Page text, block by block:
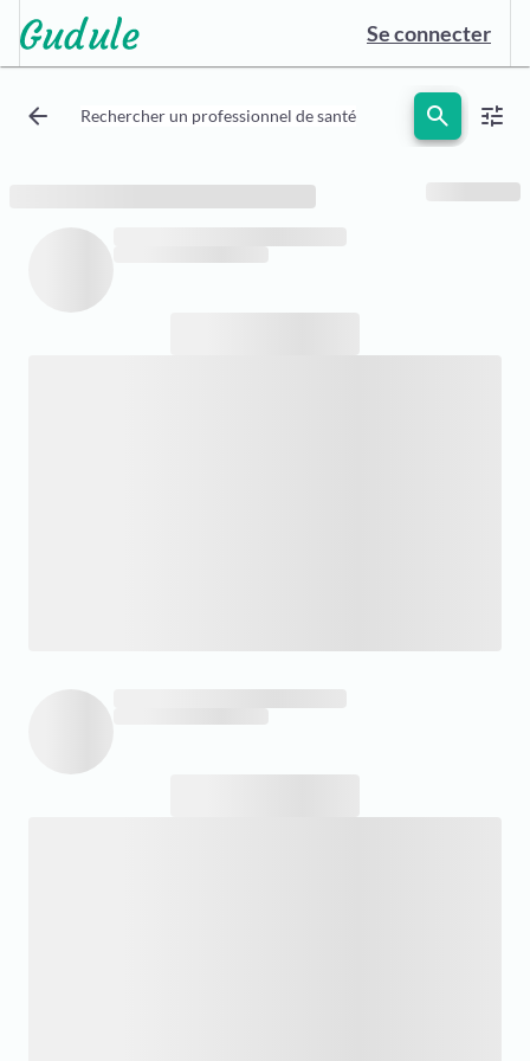
Se connecter
arrow_back Rechercher un professionnel de santé search tune